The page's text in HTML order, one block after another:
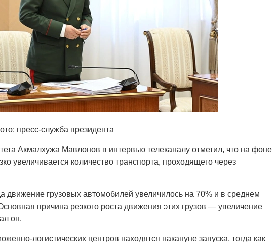
пресс-служба президента
Акмалхужа Мавлонов в интервью телеканалу отметил, что на фоне
увеличивается количество транспорта, проходящего через
движение грузовых автомобилей увеличилось на 70% и в среднем
причина резкого роста движения этих грузов — увеличение
он.
логистических центров находятся накануне запуска, тогда как